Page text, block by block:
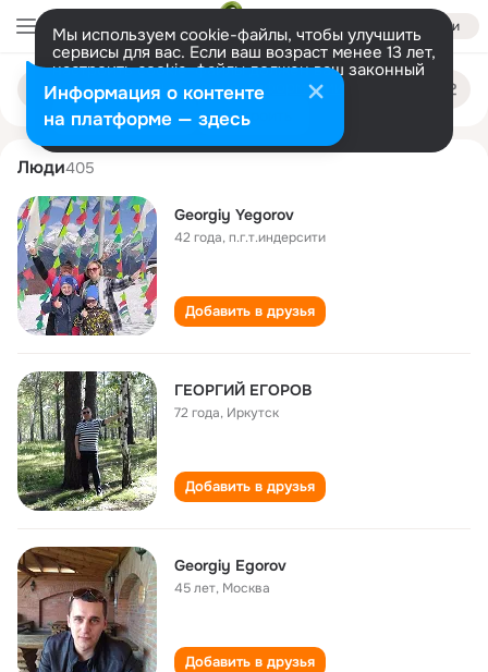
Войти
Мы используем cookie-файлы, чтобы улучшить
сервисы для вас. Если ваш возраст менее 13 лет,
настроить cookie-файлы должен ваш законный
представитель. Больше информации
Разрешить все Настроить
Поиск
людям
georgiy egorov
Люди405
Georgiy Yegorov
42 года,п.г.т.индерсити
Добавить в друзья
ГЕОРГИЙ ЕГОРОВ
72 года, Иркутск
Добавить в друзья
Georgiy Egorov
45 лет, Москва
Добавить в друзья
Информация о контенте
на платформе — здесь